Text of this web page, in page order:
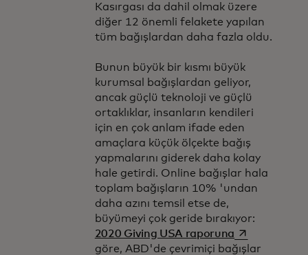
Kasırgası da dahil olmak üzere
diğer 12 önemli felakete yapılan
tüm bağışlardan daha fazla oldu.
Bunun büyük bir kısmı büyük
kurumsal bağışlardan geliyor,
ancak güçlü teknoloji ve güçlü
ortaklıklar, insanların kendileri
için en çok anlam ifade eden
amaçlara küçük ölçekte bağış
yapmalarını giderek daha kolay
hale getirdi. Online bağışlar hala
toplam bağışların 10% 'undan
daha azını temsil etse de,
büyümeyi çok geride bırakıyor:
2020 Giving USA raporuna opens in a
göre, ABD'de çevrimiçi bağışlar